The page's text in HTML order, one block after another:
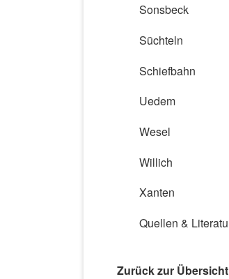
Sonsbeck
Süchteln
Schiefbahn
Uedem
Wesel
Willich
Xanten
Quellen &
Zurück zur